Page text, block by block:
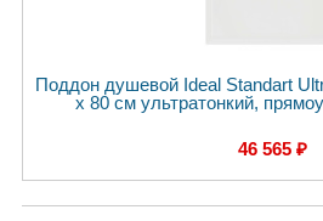
Поддон душевой Ideal Standart
x 80 см ультратонкий,
46 565 ₽